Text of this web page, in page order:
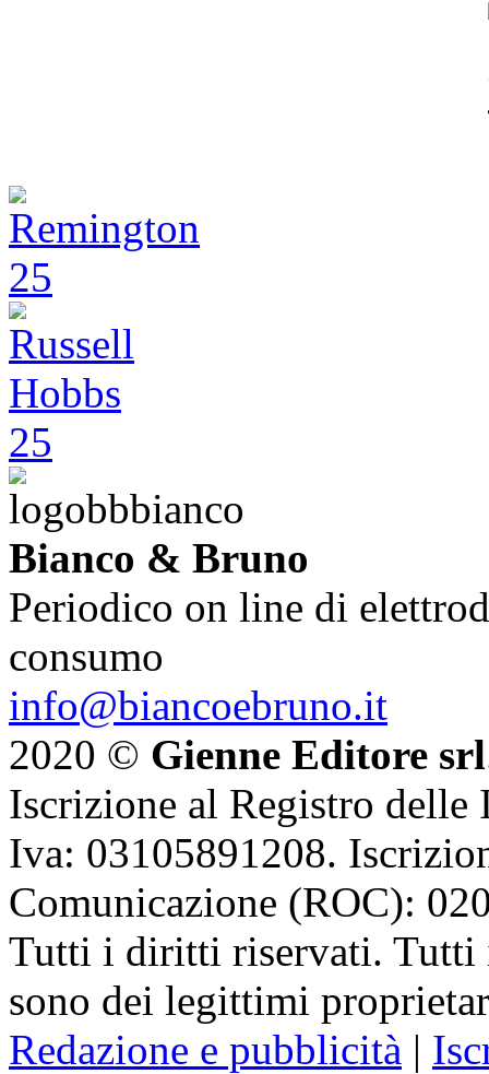
Bianco & Bruno
Periodico on line di
consumo
info@biancoebruno.it
2020 © Gienne Editore srl
Iscrizione al Registro delle
Iva: 03105891208.
Comunicazione (ROC):
Tutti i diritti riservati. Tutti
sono dei legittimi
Redazione e pubblicità |